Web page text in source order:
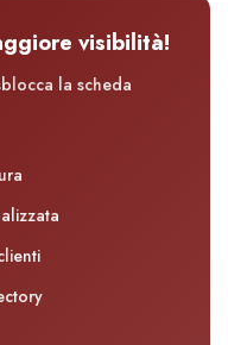
visibilità!
la scheda